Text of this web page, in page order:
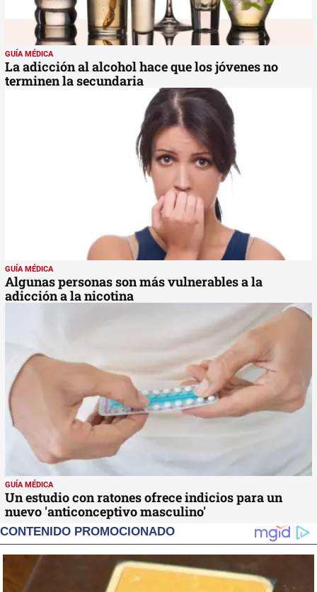
GUÍA MÉDICA
La adicción al alcohol hace que los jóvenes no
terminen la secundaria
GUÍA MÉDICA
Algunas personas son más vulnerables a la
adicción a la nicotina
GUÍA MÉDICA
Un estudio con ratones ofrece indicios para un
nuevo 'anticonceptivo masculino'
CONTENIDO PROMOCIONADO